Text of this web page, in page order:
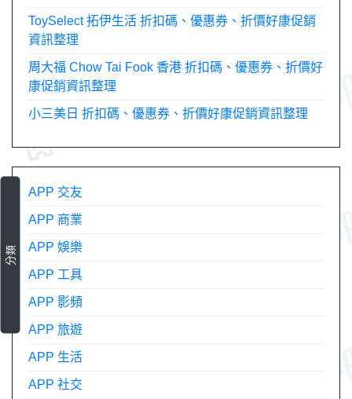
ToySelect 拓伊生活 折扣碼、優惠券、折價好康促銷
資訊整理
周大福 Chow Tai Fook 香港 折扣碼、優惠券、折價好
康促銷資訊整理
小三美日 折扣碼、優惠券、折價好康促銷資訊整理
分類
APP 交友
APP 商業
APP 娛樂
APP 工具
APP 影頻
APP 旅遊
APP 生活
APP 社交